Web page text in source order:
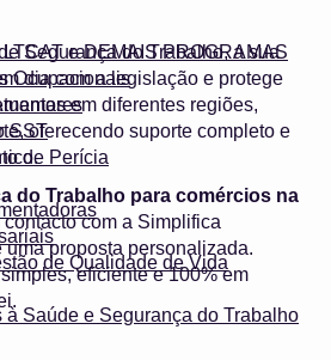
e DEMAIS PROGRAMAS
Ocupacionais
SST
de Perícia
de Qualidade de Vida
à Saúde e Segurança do Trabalho
Segurança do Trabalho, a sua
dia com a legislação e protege
em diferentes regiões,
oferecendo suporte completo e
do Trabalho para comércios na
contacto com a Simplifica
proposta personalizada.
eficiente e 100% em